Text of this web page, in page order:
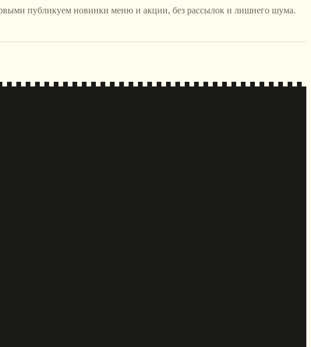
публикуем новинки меню и акции, без рассылок и лишнего шума.